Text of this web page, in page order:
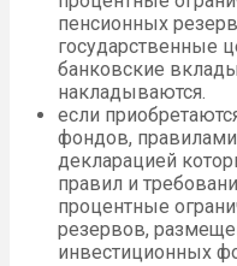
пенсионных
государственные
банковские
накладываются.
если
фондов,
декларацией
правил и
процентные
резервов,
инвестиционных